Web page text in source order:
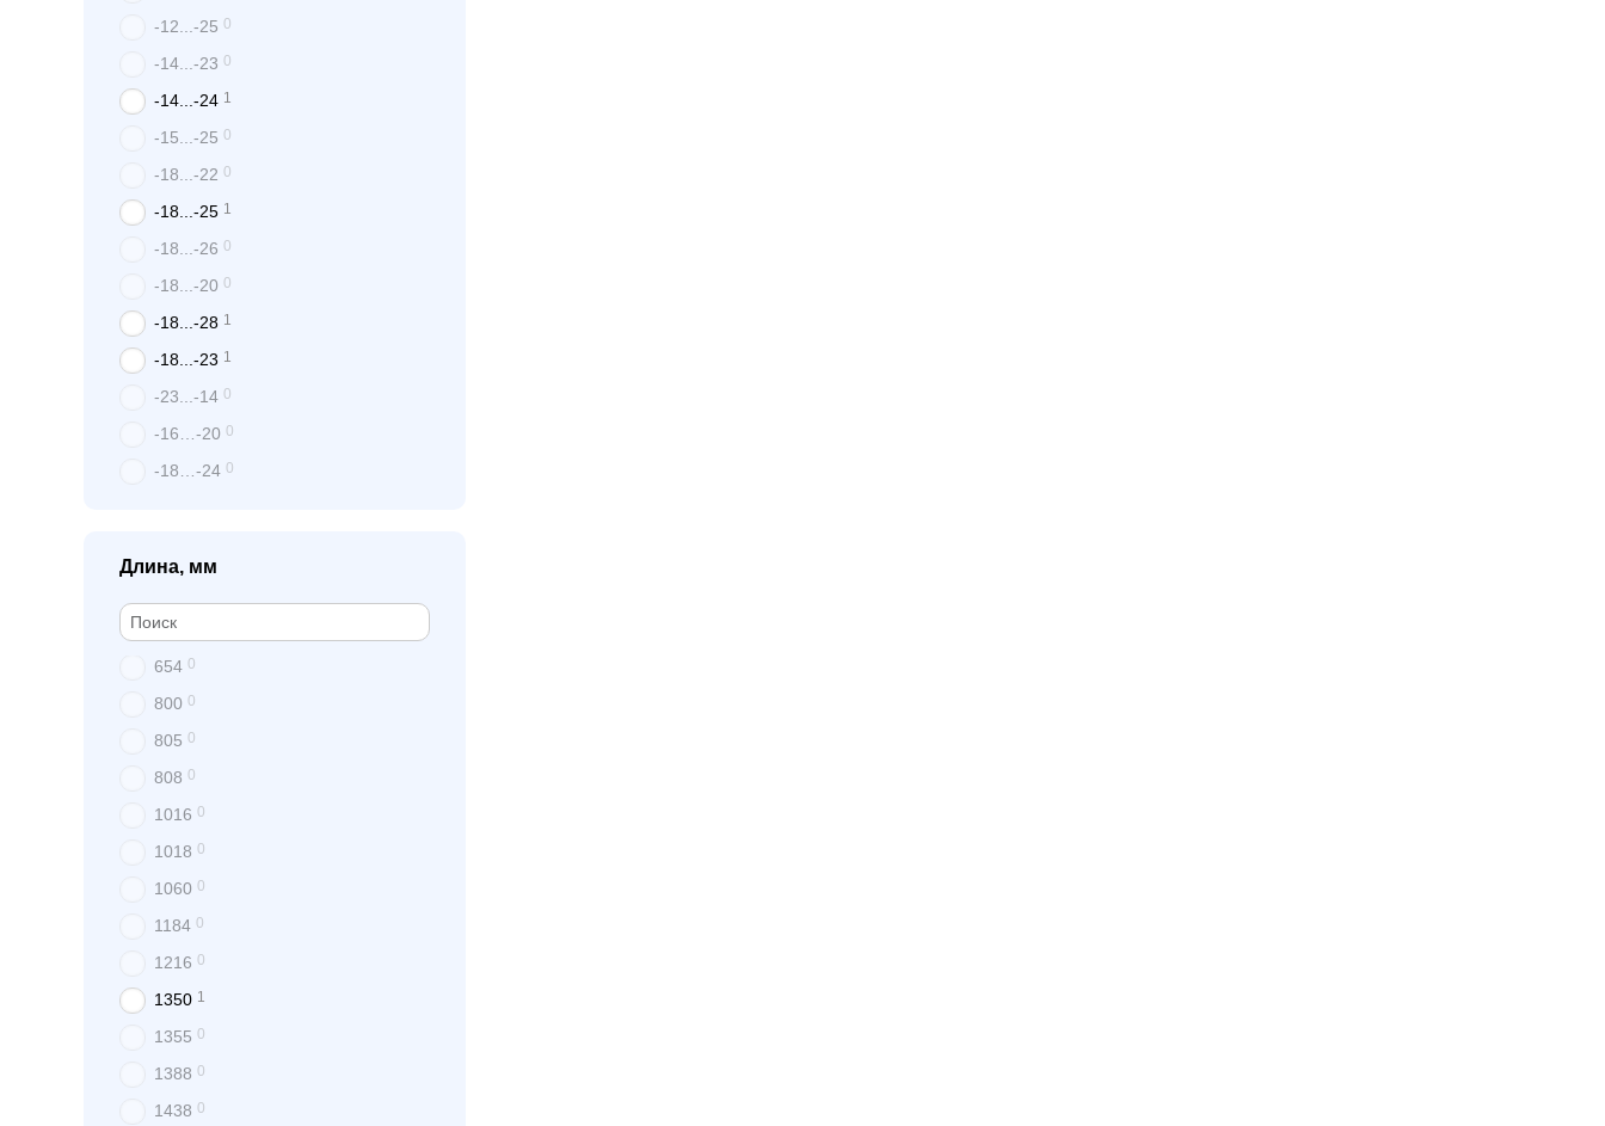
-12...-25 0
-14...-23 0
-14...-24 1
-15...-25 0
-18...-22 0
-18...-25 1
-18...-26 0
-18...-20 0
-18...-28 1
-18...-23 1
-23...-14 0
-16…-20 0
-18…-24 0
Длина, мм
654 0
800 0
805 0
808 0
1016 0
1018 0
1060 0
1184 0
1216 0
1350 1
1355 0
1388 0
1438 0